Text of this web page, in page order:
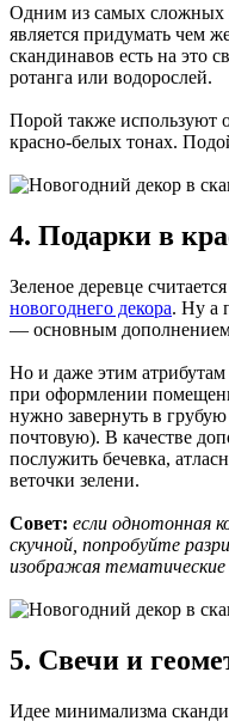
Одним из самых сложных
является придумать чем
скандинавов есть на это
ротанга или водорослей.
Порой также используют
красно-белых тонах.
4. Подарки в
Зеленое деревце
новогоднего декора. Ну а
— основным
Но и даже этим
при оформлении
нужно завернуть в
почтовую). В качестве
послужить бечевка,
веточки зелени.
Совет: если однотонная
скучной, попробуйте
изображая
5. Свечи и
Идее минимализма сканди